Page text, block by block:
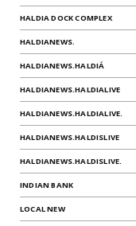
HALDIA DOCK COMPLEX
HALDIANEWS.
HALDIANEWS.HALDIÁ
HALDIANEWS.HALDIALIVE
HALDIANEWS.HALDIALIVE.
HALDIANEWS.HALDISLIVE
HALDIANEWS.HALDISLIVE.
INDIAN BANK
LOCAL NEW